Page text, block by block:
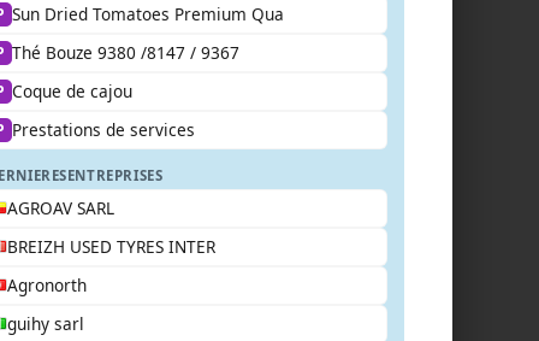
Sun Dried Tomatoes Premium Qua
Thé Bouze 9380 /8147 / 9367
Coque de cajou
Prestations de services
ENTREPRISES
AGROAV SARL
BREIZH USED TYRES INTER
Agronorth
guihy sarl